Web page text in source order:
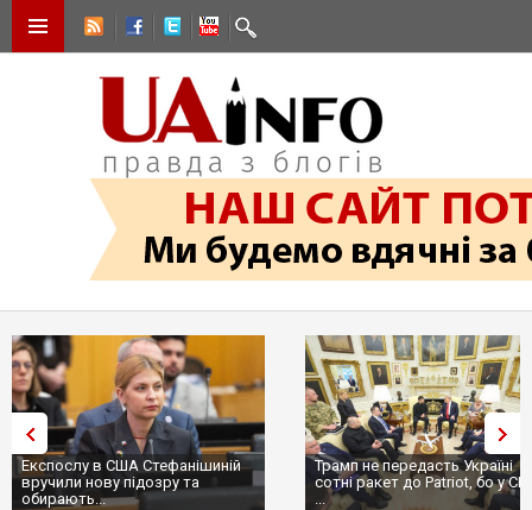
Експослу в США Стефанішиній
вручили нову підозру та
обирають...
Трамп не передасть Україні
сотні ракет до Patriot, бо у
...